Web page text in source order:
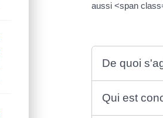
aussi <span
De quoi
Qui est